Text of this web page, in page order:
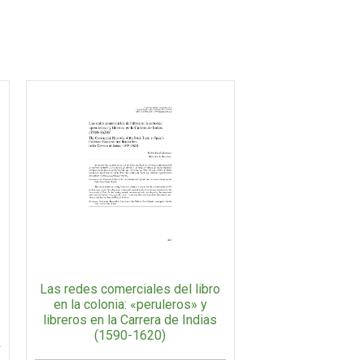
Las redes comerciales del libro
en la colonia: «peruleros» y
libreros en la Carrera de Indias
(1590-1620)